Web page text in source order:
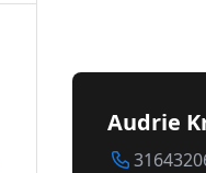
Audrie